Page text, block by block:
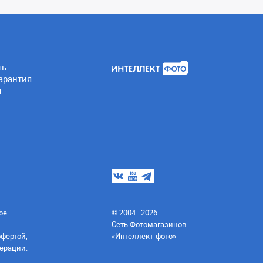
© 2004–2026
Сеть Фотомагазинов
«Интеллект-фото»